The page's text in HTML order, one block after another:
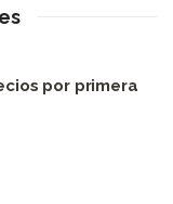
por primera